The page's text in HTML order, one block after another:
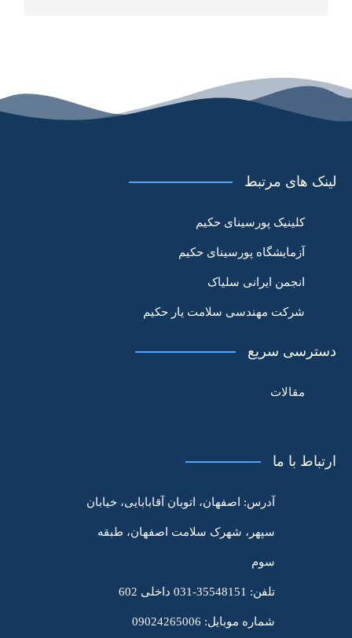
لینک های مرتبط
کلینیک پورسینای حکیم
آزمایشگاه پورسینای حکیم
انجمن ایرانی سلیاک
شرکت مهندسی سلامت یار حکیم
دسترسی سریع
مقالات
ارتباط با ما
آدرس: اصفهان، اتوبان آقابابایی، خیابان
سپهر، شهرک سلامت اصفهان، طبقه
سوم
تلفن:
شماره موبایل: